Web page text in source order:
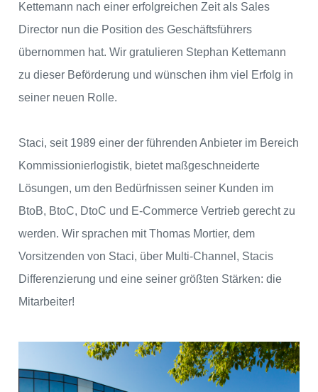
Kettemann nach einer erfolgreichen Zeit als Sales
Director nun die Position des Geschäftsführers
übernommen hat. Wir gratulieren Stephan Kettemann
zu dieser Beförderung und wünschen ihm viel Erfolg in
seiner neuen Rolle.
Staci, seit 1989 einer der führenden Anbieter im Bereich
Kommissionierlogistik, bietet maßgeschneiderte
Lösungen, um den Bedürfnissen seiner Kunden im
BtoB, BtoC, DtoC und E-Commerce Vertrieb gerecht zu
werden. Wir sprachen mit Thomas Mortier, dem
Vorsitzenden von Staci, über Multi-Channel, Stacis
Differenzierung und eine seiner größten Stärken: die
Mitarbeiter!